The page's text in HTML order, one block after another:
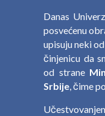
Danas
posvećenu
upisuju neki
činjenicu da
od strane
Srbije, čime